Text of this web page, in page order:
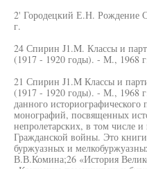
2' Городецкий Е.Н. Рождение
г.
24 Спирин J1.M. Классы и
(1917 - 1920 годы). - М., 1968
21 Спирин J1.M Классы и
(1917 - 1920 годы). - М., 1968
данного историографического
монографий, посвященных
непролетарских, в том числе
Гражданской войны. Это
буржуазных и
В.В.Комина;26 «История